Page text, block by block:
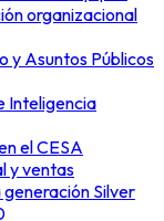
organizacional
y Asuntos Públicos
Inteligencia
el CESA
y ventas
Silver